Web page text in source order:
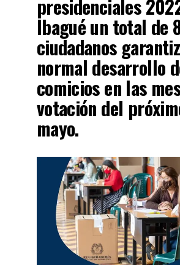
presidenciales
Ibagué un total de
ciudadanos
normal desarrollo
comicios en las
votación del
mayo.